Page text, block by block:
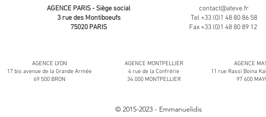
AGENCE PARIS - Siège social
3 rue des Montiboeufs
75020 PARIS
contact@ateve.fr
Tel +33 (0)1 48 80 86 58
Fax +33 (0)1 48 80 89 12
AGENCE LYON
17 bis avenue de la Grande Armée
69 500 BRON
AGENCE MONTPELLIER
4 rue de la Confrérie
34 000 MONTPELLIER
AGENCE
11 rue Rassi Boina
97 600
© 2015-2023 - Emmanuelidis